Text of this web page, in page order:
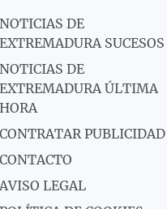
NOTICIAS DE
EXTREMADURA SUCESOS
NOTICIAS DE
EXTREMADURA ÚLTIMA
HORA
CONTRATAR PUBLICIDAD
CONTACTO
LEGAL